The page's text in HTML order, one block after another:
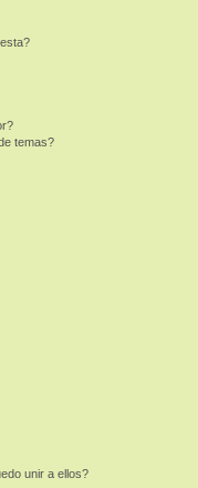
temas?
unir a ellos?